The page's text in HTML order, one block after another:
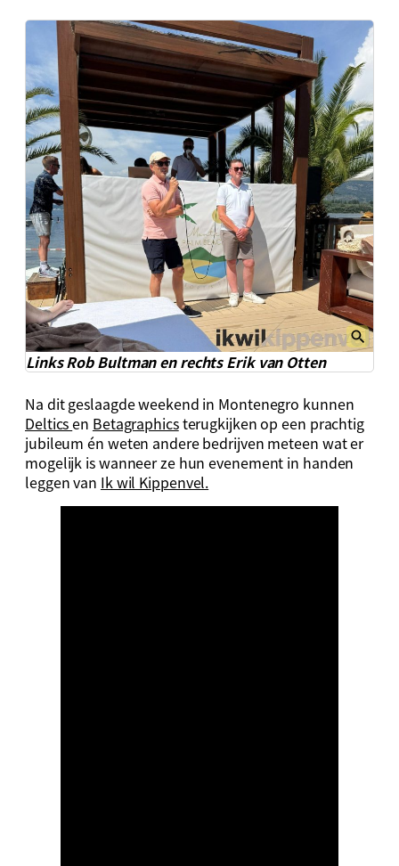
Links Rob Bultman en rechts Erik van Otten
Na dit geslaagde weekend in Montenegro kunnen
Delticsen Betagraphicsterugkijken op een prachtig
jubileum én weten andere bedrijven meteen wat er
mogelijk is wanneer ze hun evenement in handen
leggen van Ik wil Kippenvel.